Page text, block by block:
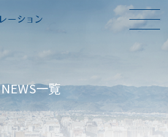
NEWS一覧